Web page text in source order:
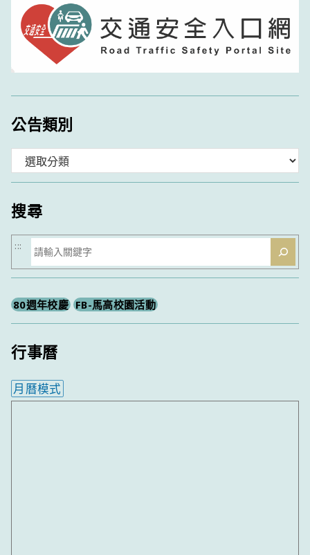
公告類別
類
搜尋
搜
尋
:::
80週年校慶 FB-馬高校園活動
行事曆
月曆模式